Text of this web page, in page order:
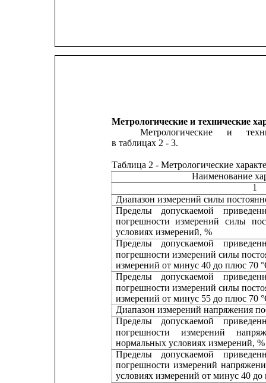
Метрологические и технические
Метрологические
и
в таблицах 2 - 3.
Таблица 2 - Метрологические
Наименование
1
Диапазон измерений силы
Пределы
допускаемой
погрешности измерений силы
условиях измерений, %
Пределы
допускаемой
погрешности измерений силы
измерений от минус 40 до плюс 70
Пределы
допускаемой
погрешности измерений силы
измерений от минус 55 до плюс 70
Диапазон измерений напряжения
Пределы
допускаемой
погрешности
измерений
нормальных условиях измерений, %
Пределы
допускаемой
погрешности измерений
условиях измерений от минус 40